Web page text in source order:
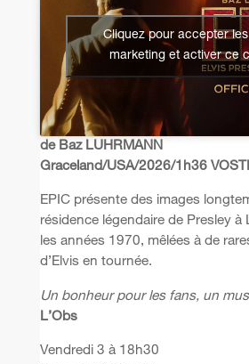
Cliquez pour accepter
marketing et activer ce
de Baz LUHRMANN
Graceland/USA/2026/1h36
EPIC présente des images
résidence légendaire de Presley à
les années 1970, mêlées à de
d’Elvis en tournée.
Un bonheur pour les fans, un
L’Obs
Vendredi 3 à 18h30